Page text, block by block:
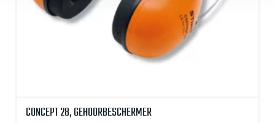
CONCEPT 28, GEHOORBESCHERMER